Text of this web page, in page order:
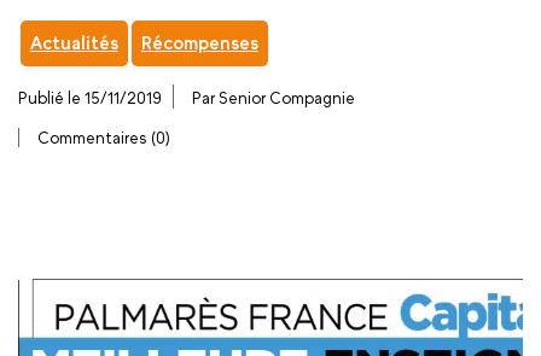
Actualités Récompenses
Publié le 15/11/2019 Par Senior Compagnie
Commentaires (0)